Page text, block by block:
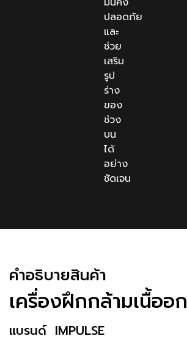
ปลอดภัย
และ
ช่วย
เสริม
รูป
ร่าง
ของ
ช่วง
บน
ได้
อย่าง
ชัดเจน
คําอธิบายสินค้า
เครื่องฝึกกล้ามเนื้ออก
แบรนด์ IMPULSE